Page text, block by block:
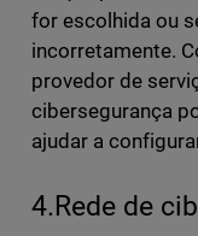
for escolhida ou
incorretamente.
provedor de
cibersegurança
ajudar a
4.Rede de